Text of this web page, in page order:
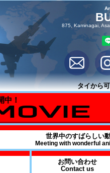
875, Kaminagai,
タイから
世界中のすばらしい
Meeting with wonderful
お問い合わせ
Contact us